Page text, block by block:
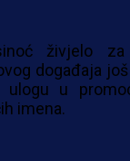
živjelo
događaja
ulogu u
imena.